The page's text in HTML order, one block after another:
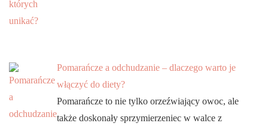
Pomarańcze a odchudzanie – dlaczego warto je
włączyć do diety?
Pomarańcze to nie tylko orzeźwiający owoc, ale
także doskonały sprzymierzeniec w walce z